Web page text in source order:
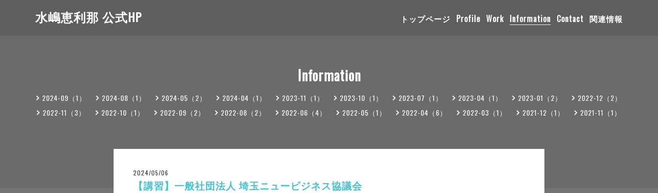
水嶋恵利那 公式HP トップページ Profile Work Information Contact 関連情報
Information
2024-09（1） 2024-08（1） 2024-05（2） 2024-04（1） 2023-11（1） 2023-10（1） 2023-07（1） 2023-04（1） 2023-01（2）
2022-12（2）
2022-11（3）
2022-10（1） 2022-09（2） 2022-08（2） 2022-06（4） 2022-05（1） 2022-04（6） 2022-03（1） 2021-12（1） 2021-11（1）
2024/05/06
【講習】一般社団法人 埼玉ニュービジネス協議会